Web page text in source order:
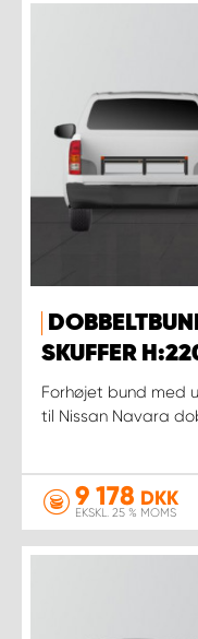
SKUFFER
Forhøjet bund med
til Nissan Navara
9 178 DKK
EKSKL. 25 % MOMS